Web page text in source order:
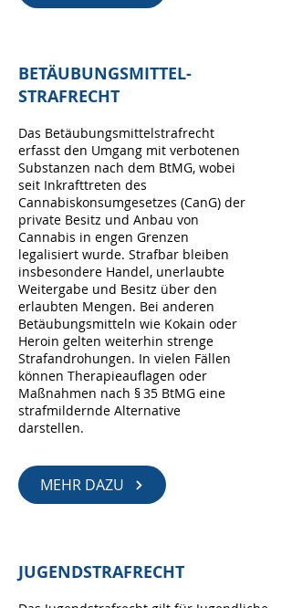
BETÄUBUNGSMITTEL-
STRAFRECHT
Das Betäubungsmittelstrafrecht
erfasst den Umgang mit verbotenen
Substanzen nach dem BtMG, wobei
seit Inkrafttreten des
Cannabiskonsumgesetzes (CanG) der
private Besitz und Anbau von
Cannabis in engen Grenzen
legalisiert wurde. Strafbar bleiben
insbesondere Handel, unerlaubte
Weitergabe und Besitz über den
erlaubten Mengen. Bei anderen
Betäubungsmitteln wie Kokain oder
Heroin gelten weiterhin strenge
Strafandrohungen. In vielen Fällen
können Therapieauflagen oder
Maßnahmen nach § 35 BtMG eine
strafmildernde Alternative
darstellen.
MEHR DAZU
JUGENDSTRAFRECHT